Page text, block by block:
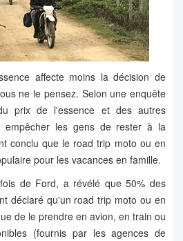
affecte moins la décision de
ne le pensez. Selon une enquête
prix de l'essence et des autres
empêcher les gens de rester à la
conclu que le road trip moto ou en
pour les vacances en famille.
de Ford, a révélé que 50% des
déclaré qu'un road trip moto ou en
de le prendre en avion, en train ou
(fournis par les agences de